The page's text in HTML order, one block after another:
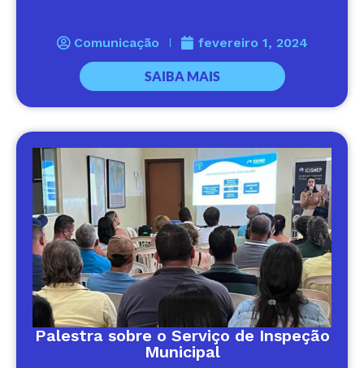
Comunicação fevereiro 1, 2024
SAIBA MAIS
Palestra sobre o Serviço de Inspeção
Municipal